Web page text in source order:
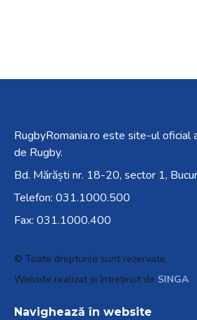
RugbyRomania.ro este site-ul oficial
de Rugby.
Bd. Mărăști nr. 18-20, sector 1,
Telefon: 031.1000.500
Fax: 031.1000.400
© Toate drepturile sunt rezervate.
Website realizat și întreținut de SINGA
Navighează în website